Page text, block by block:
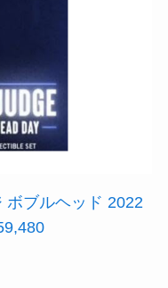
ボブルヘッド 2022